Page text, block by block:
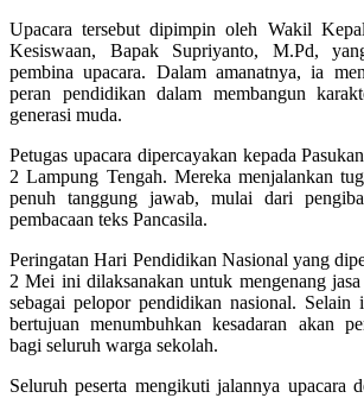
Upacara tersebut dipimpin oleh Wakil
Kesiswaan, Bapak Supriyanto, M.Pd,
pembina upacara. Dalam amanatnya, ia
peran pendidikan dalam membangun
generasi muda.
Petugas upacara dipercayakan kepada
2 Lampung Tengah. Mereka menjalankan
penuh tanggung jawab, mulai dari
pembacaan teks Pancasila.
Peringatan Hari Pendidikan Nasional yang
2 Mei ini dilaksanakan untuk mengenang
sebagai pelopor pendidikan nasional.
bertujuan menumbuhkan kesadaran akan
bagi seluruh warga sekolah.
Seluruh peserta mengikuti jalannya upacara